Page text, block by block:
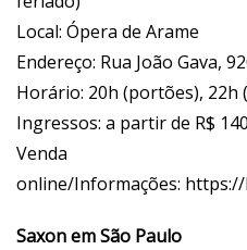
Local: Ópera de Arame
Endereço: Rua João Gava,
Horário: 20h (portões), 22h
Ingressos: a partir de R$ 140
Venda
online/Informações:
Saxon em São Paulo